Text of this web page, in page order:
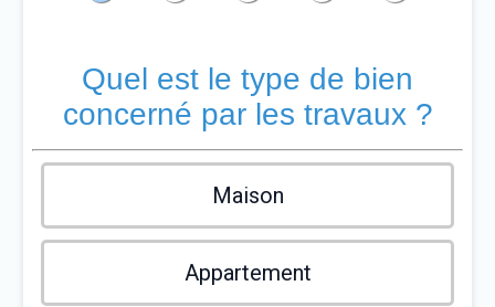
Quel est le type de bien
concerné par les travaux ?
Maison
Appartement